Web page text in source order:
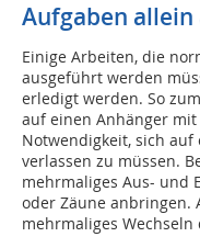
Aufgaben
Einige Arbeiten, die
ausgeführt werden
erledigt werden. So
auf einen Anhänger
Notwendigkeit, sich auf
verlassen zu müssen.
mehrmaliges Aus- und
oder Zäune anbringen.
mehrmaliges